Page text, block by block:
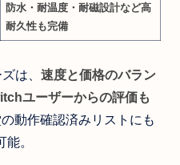
防水・耐温度・耐磁設計など高
耐久性も完備
は、 速度と価格のバラン
ユーザーからの評価も
動作確認済みリストにも
。